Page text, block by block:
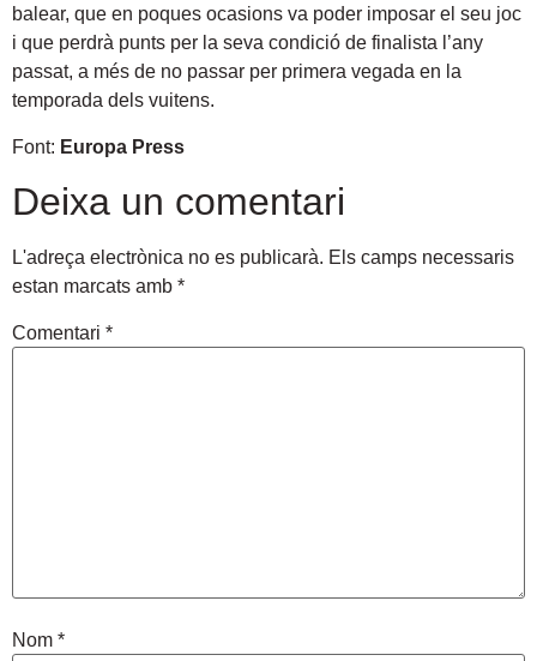
balear, que en poques ocasions va poder imposar el seu joc
i que perdrà punts per la seva condició de finalista l’any
passat, a més de no passar per primera vegada en la
temporada dels vuitens.
Font: Europa Press
Deixa un comentari
L'adreça electrònica no es publicarà. Els camps necessaris
estan marcats amb *
Comentari *
Nom *